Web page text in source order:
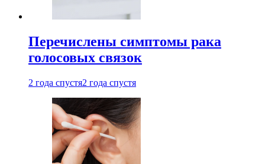
Перечислены симптомы рака
голосовых связок
2 года спустя2 года спустя